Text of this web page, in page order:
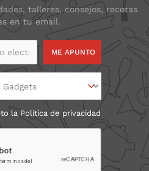
talleres, consejos, recetas
en tu email.
laPolítica de privacidad